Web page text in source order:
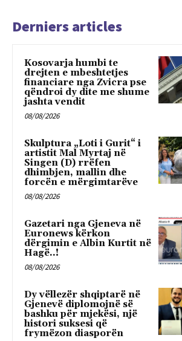
Derniers articles
Kosovarja humbi te
drejten e mbeshtetjes
financiare nga Zvicra pse
qëndroi dy dite me shume
jashta vendit
08/08/2026
Skulptura „Loti i Gurit“ i
artistit Mal Myrtaj në
Singen (D) rrëfen
dhimbjen, mallin dhe
forcën e mërgimtarëve
08/08/2026
Gazetari nga Gjeneva në
Euronews kërkon
dërgimin e Albin Kurtit në
Hagë..!
08/08/2026
Dy vëllezër shqiptarë në
Gjenevë diplomojnë së
bashku për mjekësi, një
histori suksesi që
frymëzon diasporën